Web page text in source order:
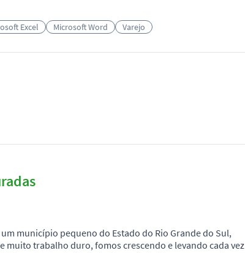
Excel Microsoft Word Varejo
município pequeno do Estado do Rio Grande do Sul,
muito trabalho duro, fomos crescendo e levando cada vez